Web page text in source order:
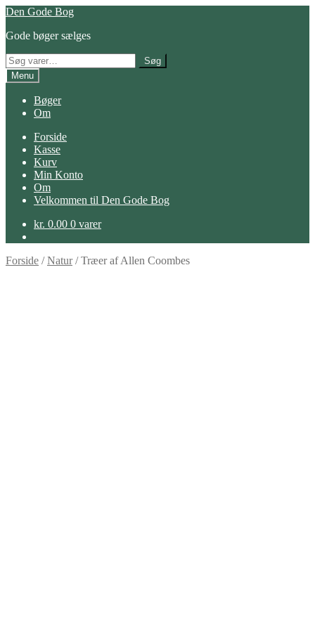
Spring
navigation
Spring
indhold
Den Gode Bog
Gode bøger sælges
Søg
efter:
Søg
Menu
Bøger
Om
Forside
Kasse
Kurv
Min Konto
Om
Velkommen til Den Gode Bog
kr. 0.00 0 varer
Forside /Natur/Træer af Allen Coombes